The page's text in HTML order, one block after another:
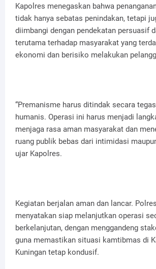
Kapolres menegaskan bahwa
tidak hanya sebatas penindakan, tetapi
diimbangi dengan pendekatan persuasif
terutama terhadap masyarakat yang
ekonomi dan berisiko melakukan
“Premanisme harus ditindak secara
humanis. Operasi ini harus menjadi
menjaga rasa aman masyarakat dan
ruang publik bebas dari intimidasi
ujar Kapolres.
Kegiatan berjalan aman dan lancar.
menyatakan siap melanjutkan operasi
berkelanjutan, dengan menggandeng
guna memastikan situasi kamtibmas di
Kuningan tetap kondusif.